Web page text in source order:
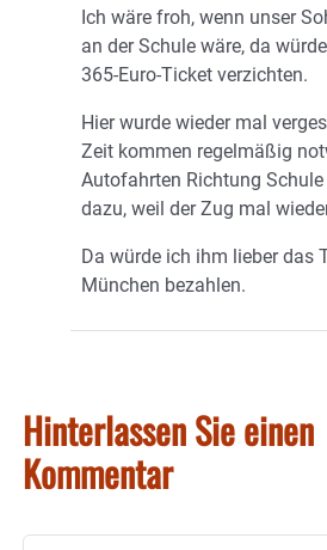
Ich wäre froh, wenn unser
an der Schule wäre, da
365-Euro-Ticket verzichten.
Hier wurde wieder mal
Zeit kommen regelmäßig
Autofahrten Richtung
dazu, weil der Zug mal
Da würde ich ihm lieber das
München bezahlen.
Hinterlassen Sie einen
Kommentar